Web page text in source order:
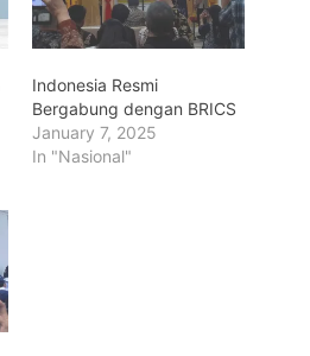
Indonesia Resmi
Bergabung dengan BRICS
January 7, 2025
In "Nasional"